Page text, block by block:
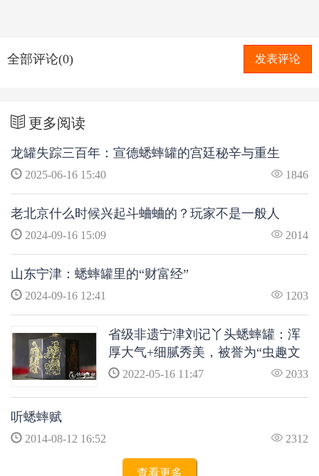
全部评论(0) 发表评论
更多阅读
龙罐失踪三百年：宣德蟋蟀罐的宫廷秘辛与重生
2025-06-16 15:40 1846
老北京什么时候兴起斗蛐蛐的？玩家不是一般人
2024-09-16 15:09 2014
山东宁津：蟋蟀罐里的“财富经”
2024-09-16 12:41 1203
省级非遗宁津刘记丫头蟋蟀罐：浑
厚大气+细腻秀美，被誉为“虫趣文
化的瑰宝”
2022-05-16 11:47 2033
听蟋蟀赋
2014-08-12 16:52 2312
查看更多